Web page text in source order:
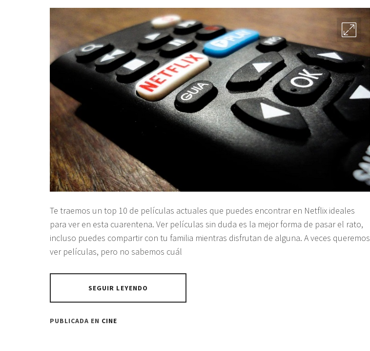
Te traemos un top 10 de películas actuales que puedes encontrar en Netflix ideales
para ver en esta cuarentena. Ver películas sin duda es la mejor forma de pasar el rato,
incluso puedes compartir con tu familia mientras disfrutan de alguna. A veces queremos
ver películas, pero no sabemos cuál
SEGUIR LEYENDO
PUBLICADA EN CINE